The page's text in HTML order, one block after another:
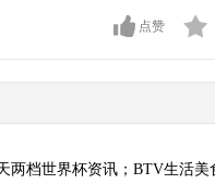
点赞
档世界杯资讯；BTV生活